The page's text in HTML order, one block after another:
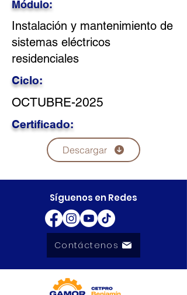
Módulo:
Instalación y mantenimiento de
sistemas eléctricos
residenciales
Ciclo:
OCTUBRE-2025
Certificado:
Descargar
Síguenos en Redes
Contáctenos